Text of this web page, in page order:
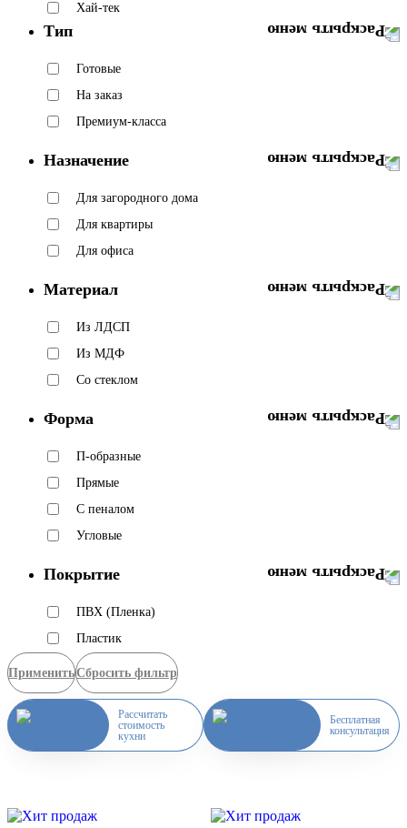
Хай-тек
Тип
Готовые
На заказ
Премиум-класса
Назначение
Для загородного дома
Для квартиры
Для офиса
Материал
Из ЛДСП
Из МДФ
Со стеклом
Форма
П-образные
Прямые
С пеналом
Угловые
Покрытие
ПВХ (Пленка)
Пластик
ПрименитьСбросить фильтр
Рассчитать
стоимость
кухни
Бесплатная
консультация